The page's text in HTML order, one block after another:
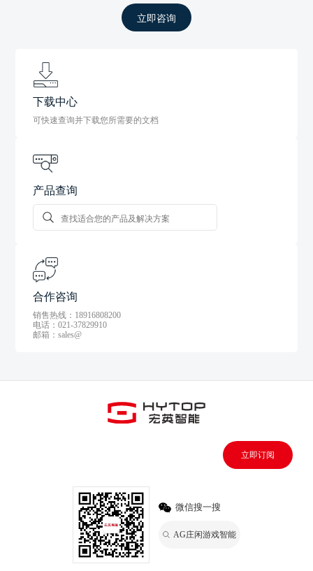
立即咨询
下载中心
可快速查询并下载您所需要的文档
产品查询
合作咨询
销售热线：18916808200
电话：021-37829910
邮箱：sales@
立即订阅
微信搜一搜
AG庄闲游戏智能